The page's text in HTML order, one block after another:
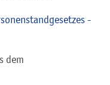
-
dem